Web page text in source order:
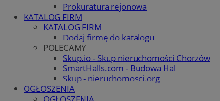
Prokuratura rejonowa
KATALOG FIRM
KATALOG FIRM
Dodaj firmę do katalogu
POLECAMY
Skup.io - Skup nieruchomości Chorzów
SmartHalls.com - Budowa Hal
Skup - nieruchomosci.org
OGŁOSZENIA